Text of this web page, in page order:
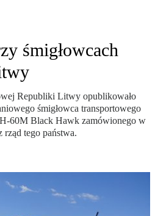
śmigłowcach
Republiki Litwy opublikowało
śmigłowca transportowego
60M Black Hawk zamówionego w
rząd tego państwa.